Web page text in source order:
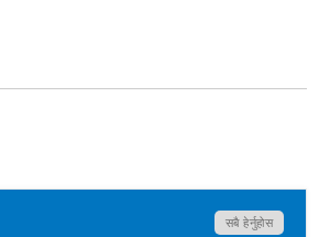
सबै हेर्नुहोस